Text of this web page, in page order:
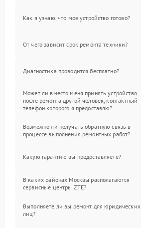
Как я узнаю, что мое устройство готово?
От чего зависит срок ремонта техники?
Диагностика проводится бесплатно?
Может ли вместо меня принять устройство
после ремонта другой человек, контактный
телефон которого я предоставлю?
Возможно ли получать обратную связь в
процессе выполнения ремонтных работ?
Какую гарантию вы предоставляете?
В каких районах Москвы располагаются
сервисные центры ZTE?
Выполняете ли вы ремонт для юридических
лиц?